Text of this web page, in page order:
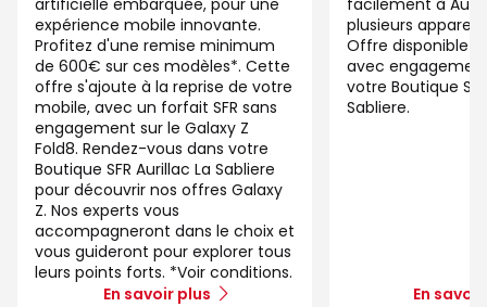
artificielle embarquée, pour une
expérience mobile innovante.
Profitez d'une remise minimum
de 600€ sur ces modèles*. Cette
offre s'ajoute à la reprise de votre
mobile, avec un forfait SFR sans
engagement sur le Galaxy Z
Fold8. Rendez-vous dans votre
Boutique SFR Aurillac La Sabliere
pour découvrir nos offres Galaxy
Z. Nos experts vous
accompagneront dans le choix et
vous guideront pour explorer tous
leurs points forts. *Voir conditions.
En savoir plus
facilement à
plusieurs
Offre disponible
avec
votre Boutique
Sabliere.
En